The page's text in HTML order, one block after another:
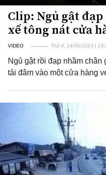
Clip: Ngủ gật
xế tông nát cửa
VIDEO Thứ 4, 14/06/2023 |
Ngủ gật rồi đạp nhầm chân
tải đâm vào một cửa hàng